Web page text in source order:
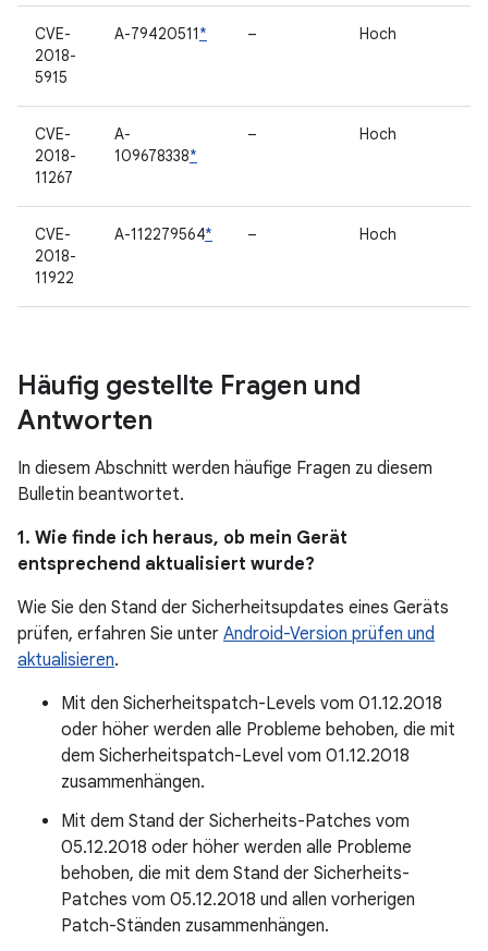
CVE-
2018-
5915
A-79420511* – Hoch
CVE-
2018-
11267
A-
109678338*
– Hoch
CVE-
2018-
11922
A-112279564* – Hoch
Häufig gestellte Fragen und
Antworten
In diesem Abschnitt werden häufige Fragen zu diesem
Bulletin beantwortet.
1. Wie finde ich heraus, ob mein Gerät
entsprechend aktualisiert wurde?
Wie Sie den Stand der Sicherheitsupdates eines Geräts
prüfen, erfahren Sie unter Android-Version prüfen und
aktualisieren.
Mit den Sicherheitspatch-Levels vom 01.12.2018
oder höher werden alle Probleme behoben, die mit
dem Sicherheitspatch-Level vom 01.12.2018
zusammenhängen.
Mit dem Stand der Sicherheits-Patches vom
05.12.2018 oder höher werden alle Probleme
behoben, die mit dem Stand der Sicherheits-
Patches vom 05.12.2018 und allen vorherigen
Patch-Ständen zusammenhängen.